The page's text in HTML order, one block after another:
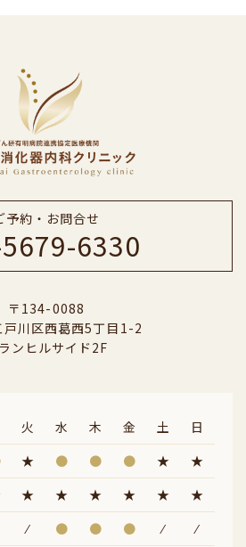
予約・お問合せ
6330
〒134-0088
戸川区西葛西5丁目1-2
ンヒルサイド2F
火 水 木 金 土
日
★ ● ● ● ★
★
★ ★ ★ ★ ★
★
⁄ ● ● ● ⁄
⁄